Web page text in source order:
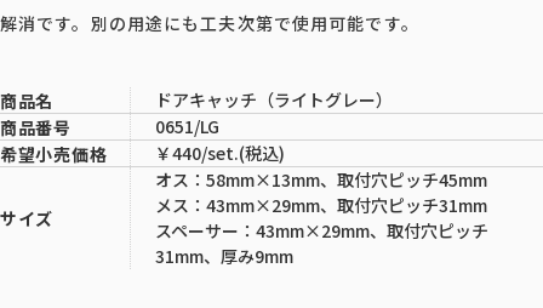
解消です。別の用途にも工夫次第で使用可能です。
商品名
ドアキャッチ（ライトグレー）
商品番号
0651/LG
希望小売価格
￥440/set.(税込)
サイズ
オス：58mm×13mm、取付穴ピッチ45mm
メス：43mm×29mm、取付穴ピッチ31mm
スペーサー：43mm×29mm、取付穴ピッチ
31mm、厚み9mm